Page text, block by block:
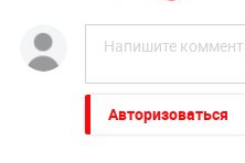
Авторизоваться